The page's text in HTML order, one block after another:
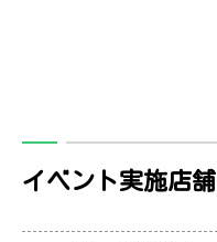
イベント実施店舗